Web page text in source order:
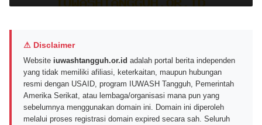
⚠ Disclaimer
Website iuwashtangguh.or.id adalah portal berita independen
yang tidak memiliki afiliasi, keterkaitan, maupun hubungan
resmi dengan USAID, program IUWASH Tangguh, Pemerintah
Amerika Serikat, atau lembaga/organisasi mana pun yang
sebelumnya menggunakan domain ini. Domain ini diperoleh
melalui proses registrasi domain expired secara sah. Seluruh